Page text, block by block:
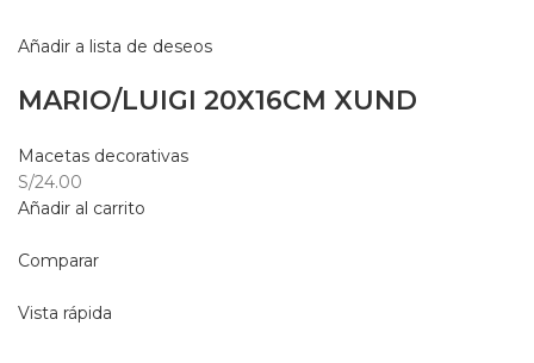
Añadir a lista de deseos
MARIO/LUIGI 20X16CM XUND
Macetas decorativas
S/24.00
Añadir al carrito
Comparar
Vista rápida